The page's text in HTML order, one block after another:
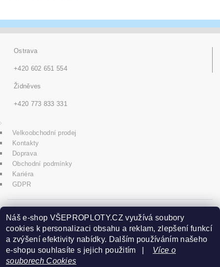
Ostrava
+420 602 651 554
Židněves
+420 773 833 331
Velkoobchodní prodej
Kontakty
Doprava
Obchodní podmínky
Kariéra
GDPR
icons8.com
Praha - Herink
Náš e-shop VŠEPROPLOTY.CZ využívá soubory
cookies k personalizaci obsahu a reklam, zlepšení funkcí
a zvýšení efektivity nabídky. Dalším používáním našeho
e-shopu souhlasíte s jejich použitím | Více o
souborech Cookies